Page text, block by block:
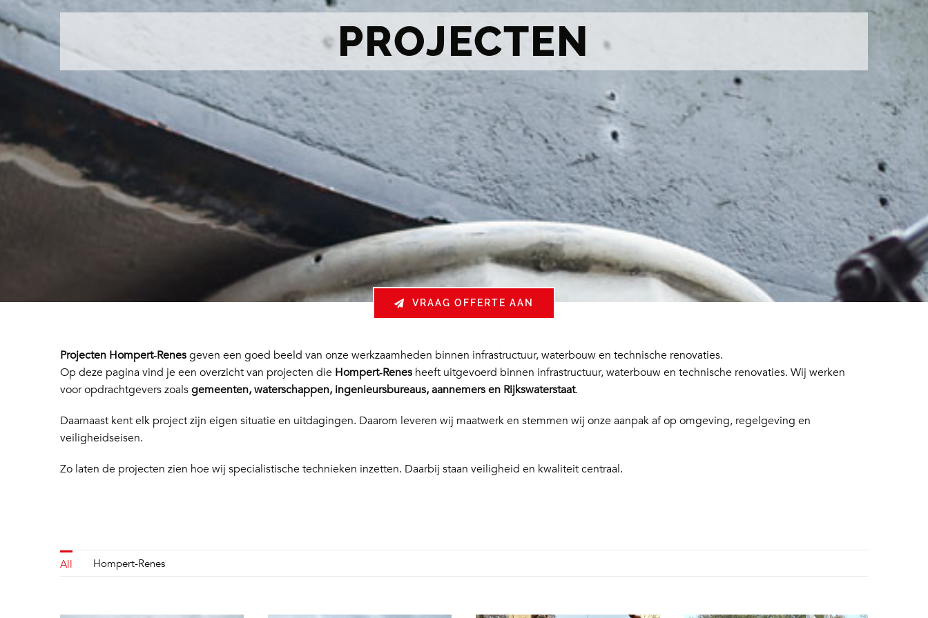
PROJECTEN
VRAAG OFFERTE AAN
Projecten Hompert‑Renesgeven een goed beeld van onze werkzaamheden binnen infrastructuur, waterbouw en technische renovaties.
Op deze pagina vind je een overzicht van projecten die Hompert‑Renesheeft uitgevoerd binnen infrastructuur, waterbouw en technische renovaties. Wij werken
voor opdrachtgevers zoalsgemeenten, waterschappen, ingenieursbureaus, aannemers en Rijkswaterstaat.
Daarnaast kent elk project zijn eigen situatie en uitdagingen. Daarom leveren wij maatwerk en stemmen wij onze aanpak af op omgeving, regelgeving en
veiligheidseisen.
Zo laten de projecten zien hoe wij specialistische technieken inzetten. Daarbij staan veiligheid en kwaliteit centraal.
All Hompert-Renes